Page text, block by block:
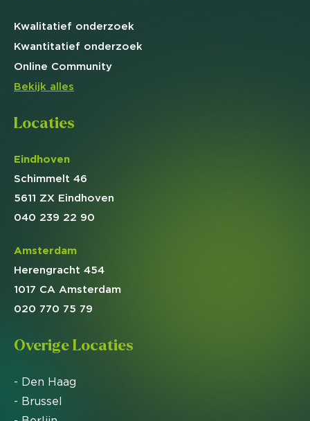
Kwalitatief onderzoek
Kwantitatief onderzoek
Online Community
Bekijk alles
Locaties
Eindhoven
Schimmelt 46
5611 ZX Eindhoven
040 239 22 90
Amsterdam
Herengracht 454
1017 CA Amsterdam
020 770 75 79
Overige Locaties
- Den Haag
- Brussel